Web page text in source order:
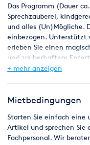
Das Programm (Dauer
Sprechzauberei,
und alles (Un)Mögliche.
einbezogen. Unterstützt
erleben Sie einen
und zauberhaftem
Spaß, gute Unterhaltung
Suchen Sie noch mehr für
Klicken Sie einfach
den blauen Link "Alle
unverbindliche Anfrage.
+ mehr anzeigen
Mietbedingungen
Starten Sie einfach eine
Artikel und sprechen Sie
Fachpersonal. Wir